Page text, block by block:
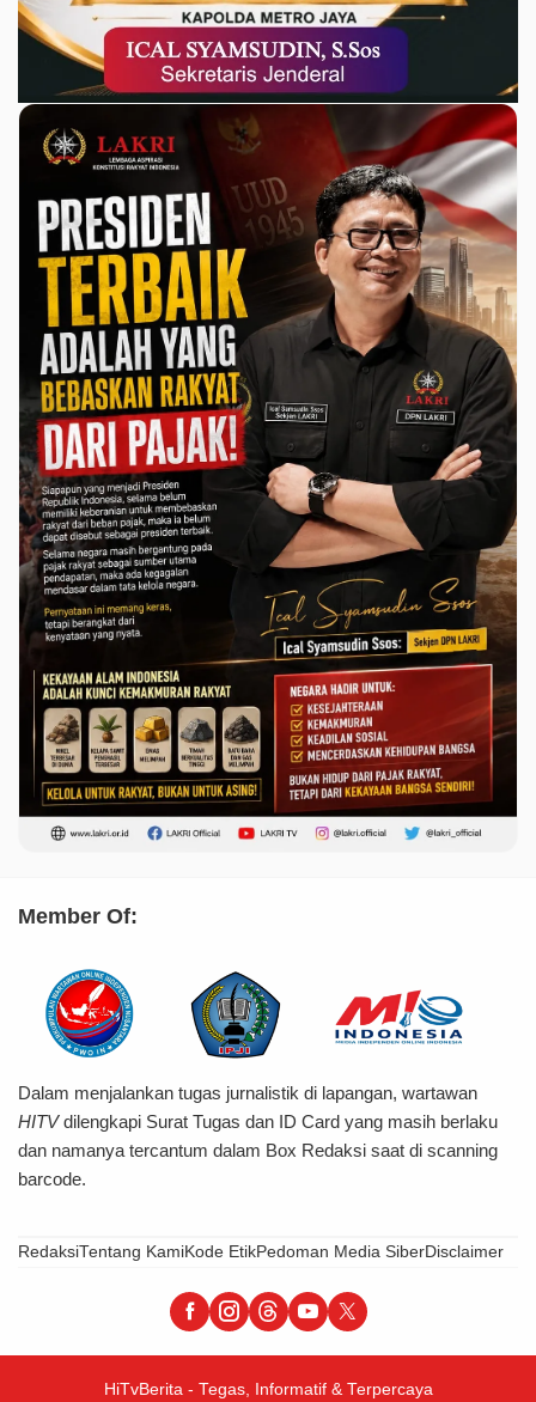
Member Of:
Dalam menjalankan tugas jurnalistik di lapangan, wartawan
HITVdilengkapi Surat Tugas dan ID Card yang masih berlaku
dan namanya tercantum dalam Box Redaksi saat di scanning
barcode.
RedaksiTentang KamiKode EtikPedoman Media SiberDisclaimer
HiTvBerita - Tegas, Informatif & Terpercaya